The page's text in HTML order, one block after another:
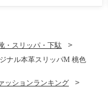
・スリッパ・下駄
ナル本革スリッパM 桃色
ッションランキング